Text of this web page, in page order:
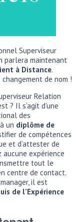
Superviseur
parlera maintenant
à Distance.
de nom !
Relation
? Il s’agit d’une
des
un diplôme de
de compétences
et d’attester de
aucune expérience
tout le
centre de contact.
il est
de l’Expérience